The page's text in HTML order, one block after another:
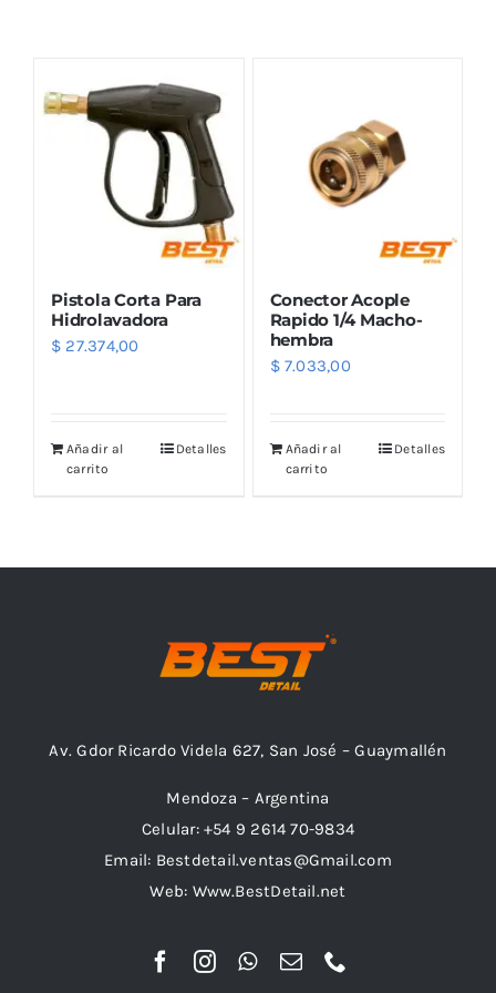
Combos
Mayorista
Pistola Corta Para
Hidrolavadora
$ 27.374,00
Añadir al
carrito
Detalles
Conector Acople
Rapido 1/4 Macho-
hembra
$7.033,00
Añadir al
carrito
Detalles
Av. Gdor Ricardo Videla 627, San José – Guaymallén
Mendoza – Argentina
Celular: +54 9 2614 70-9834
Email: Bestdetail.ventas@Gmail.com
Web: Www.BestDetail.net